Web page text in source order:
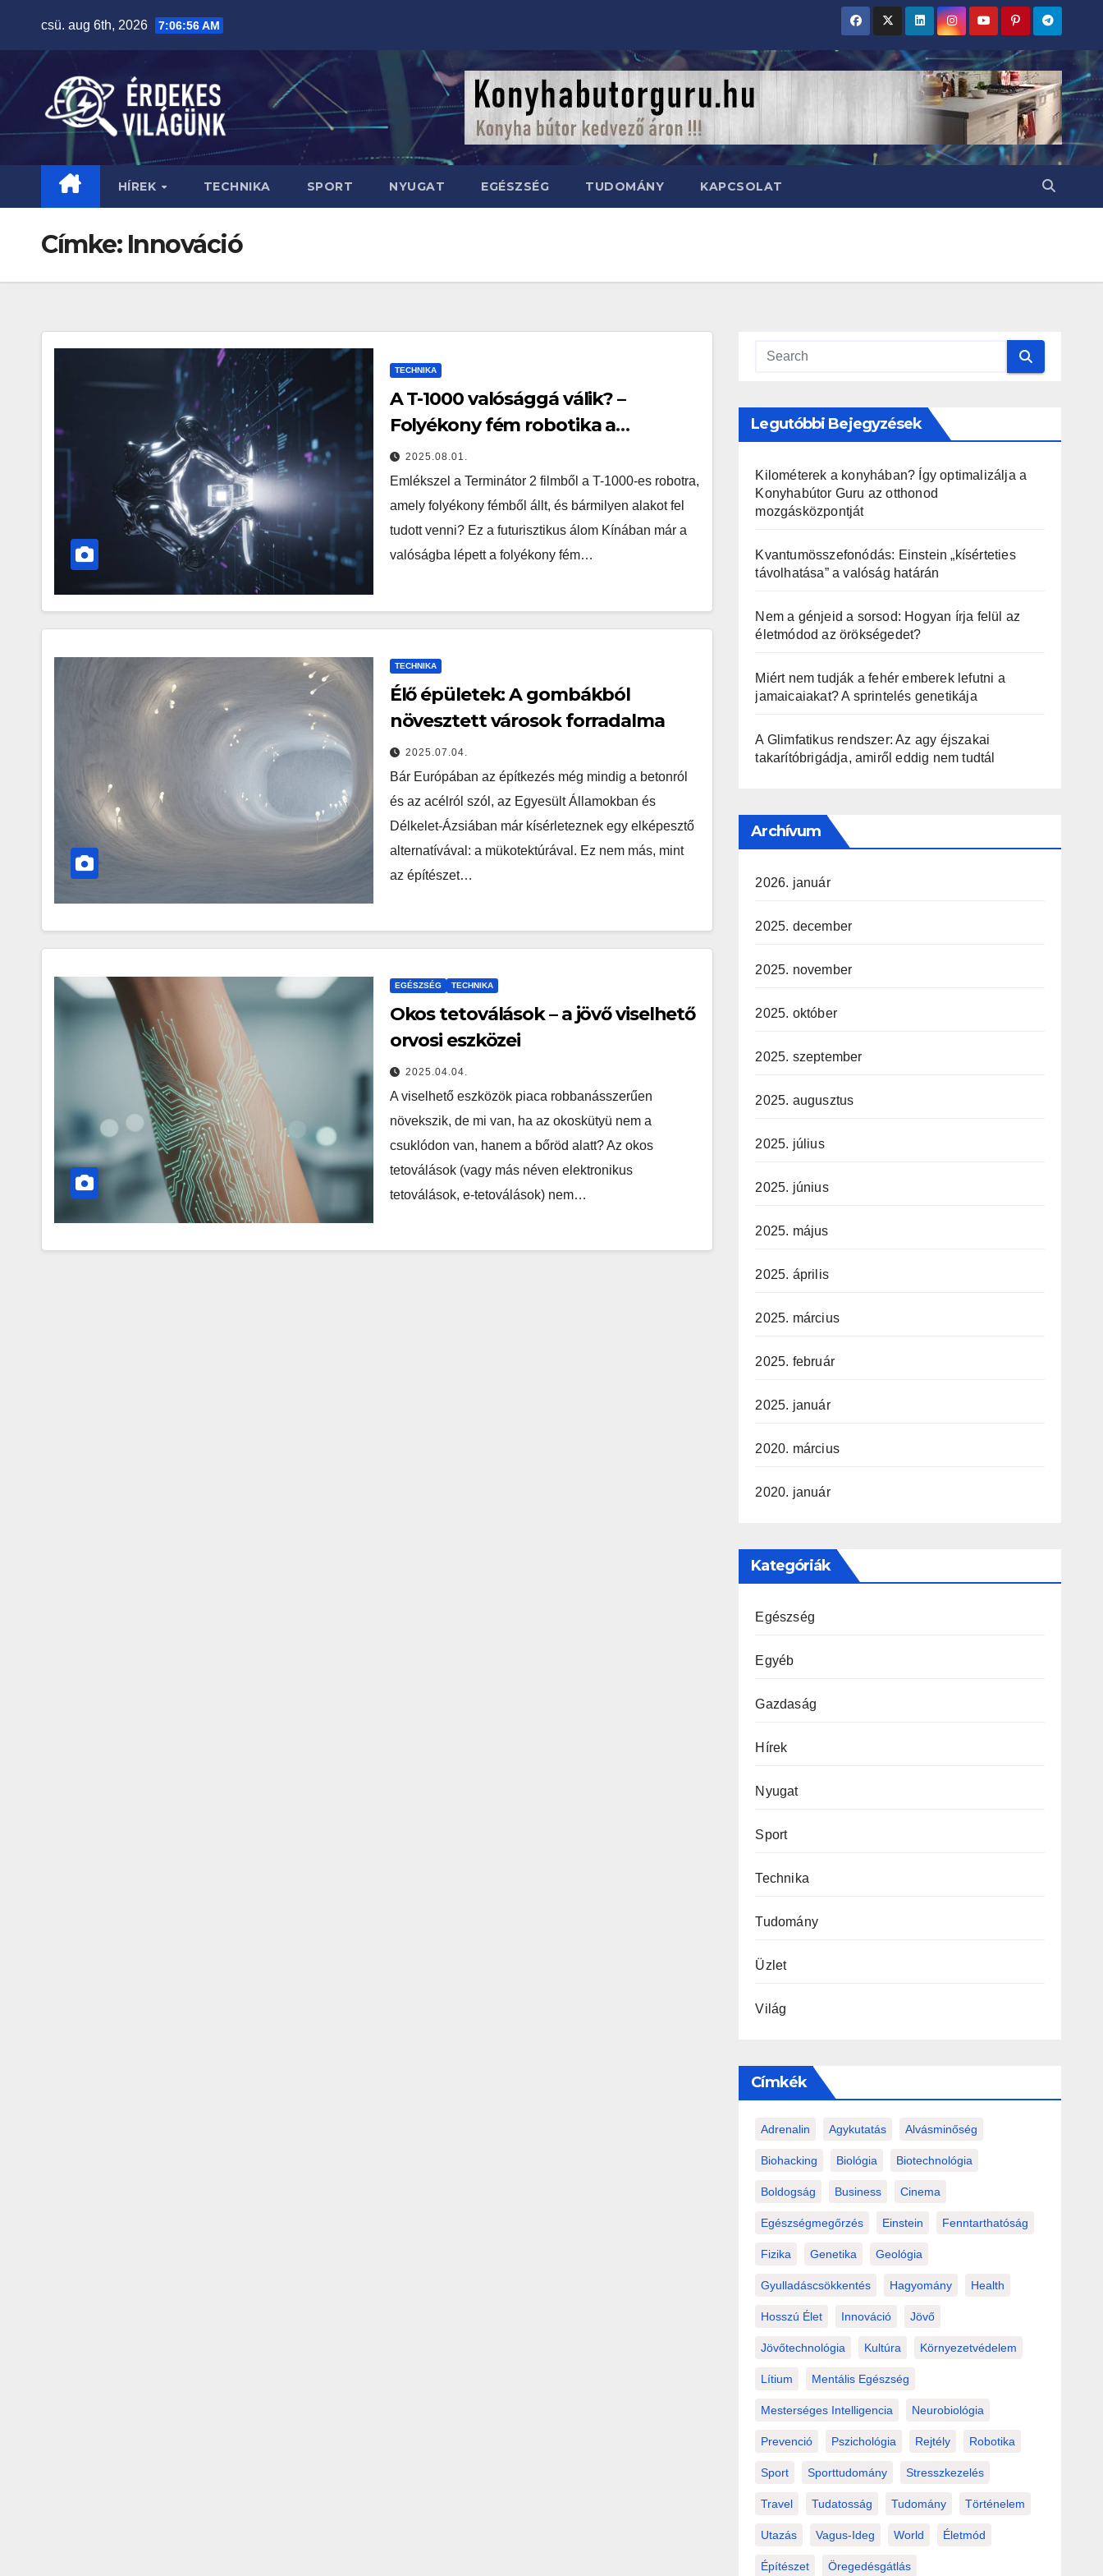
content
csü. aug 6th, 2026 7:06:57 AM
HÍREK TECHNIKA SPORT NYUGAT EGÉSZSÉG TUDOMÁNY KAPCSOLAT
Címke: Innováció
TECHNIKA
A T-1000 valósággá válik? –
Folyékony fém robotika a
gyógyászatban és a felfedezésben
2025.08.01.
Emlékszel a Terminátor 2 filmből a T-1000-es robotra,
amely folyékony fémből állt, és bármilyen alakot fel
tudott venni? Ez a futurisztikus álom Kínában már a
valóságba lépett a folyékony fém…
TECHNIKA
Élő épületek: A gombákból
növesztett városok forradalma
2025.07.04.
Bár Európában az építkezés még mindig a betonról
és az acélról szól, az Egyesült Államokban és
Délkelet-Ázsiában már kísérleteznek egy elképesztő
alternatívával: a mükotektúrával. Ez nem más, mint
az építészet…
EGÉSZSÉG TECHNIKA
Okos tetoválások – a jövő viselhető
orvosi eszközei
2025.04.04.
A viselhető eszközök piaca robbanásszerűen
növekszik, de mi van, ha az okoskütyü nem a
csuklódon van, hanem a bőröd alatt? Az okos
tetoválások (vagy más néven elektronikus
tetoválások, e-tetoválások) nem…
Legutóbbi Bejegyzések
Kilométerek a konyhában? Így optimalizálja a
Konyhabútor Guru az otthonod
mozgásközpontját
Kvantumösszefonódás: Einstein „kísérteties
távolhatása” a valóság határán
Nem a génjeid a sorsod: Hogyan írja felül az
életmódod az örökségedet?
Miért nem tudják a fehér emberek lefutni a
jamaicaiakat? A sprintelés genetikája
A Glimfatikus rendszer: Az agy éjszakai
takarítóbrigádja, amiről eddig nem tudtál
Archívum
2026. január
2025. december
2025. november
2025. október
2025. szeptember
2025. augusztus
2025. július
2025. június
2025. május
2025. április
2025. március
2025. február
2025. január
2020. március
2020. január
Kategóriák
Egészség
Egyéb
Gazdaság
Hírek
Nyugat
Sport
Technika
Tudomány
Üzlet
Világ
Címkék
Adrenalin Agykutatás Alvásminőség
Biohacking Biológia Biotechnológia
Boldogság Business Cinema
Egészségmegőrzés Einstein Fenntarthatóság
Fizika Genetika Geológia
Gyulladáscsökkentés Hagyomány Health
Hosszú Élet Innováció Jövő
Jövőtechnológia Kultúra Környezetvédelem
Lítium Mentális Egészség
Mesterséges Intelligencia Neurobiológia
Prevenció Pszichológia Rejtély Robotika
Sport Sporttudomány Stresszkezelés
Travel Tudatosság Tudomány Történelem
Utazás Vagus-Ideg World Életmód
Építészet Öregedésgátlás